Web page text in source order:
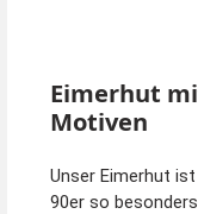
Eimerhut
Motiven
Unser Eimerhut
90er so